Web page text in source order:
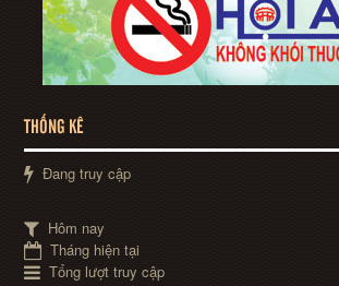
THỐNG KÊ
Đang truy cập
Hôm nay
Tháng hiện tại
Tổng lượt truy cập